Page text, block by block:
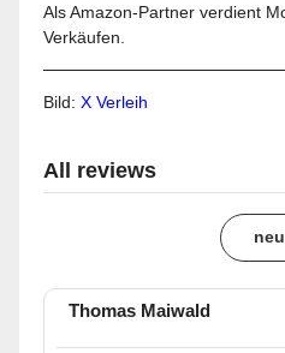
Als Amazon-Partner verdient
Verkäufen.
Bild:X Verleih
All reviews
Thomas Maiwald